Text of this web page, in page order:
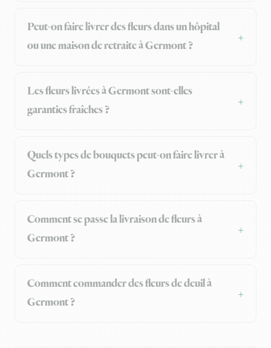
Peut-on faire livrer des fleurs dans un hôpital
ou une maison de retraite à Germont ?
Les fleurs livrées à Germont sont-elles
garanties fraîches ?
Quels types de bouquets peut-on faire livrer à
Germont ?
Comment se passe la livraison de fleurs à
Germont ?
Comment commander des fleurs de deuil à
Germont ?